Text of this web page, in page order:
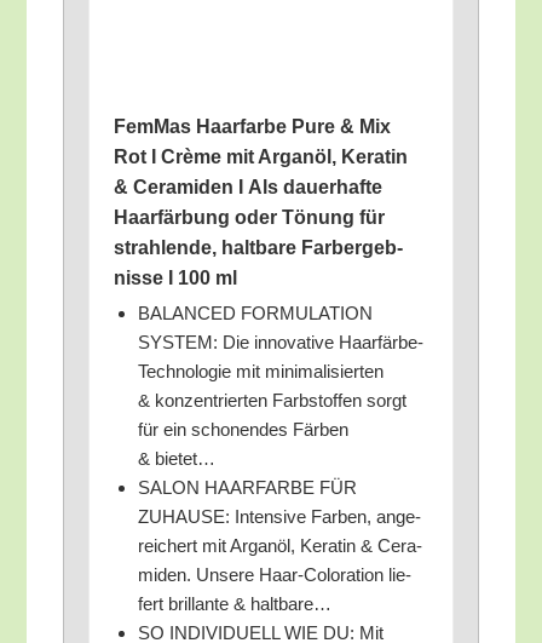
FemMas Haar­far­be Pure & Mix
Rot I Crè­me mit Argan­öl, Kera­tin
& Cera­mi­den I Als dau­er­haf­te
Haar­fär­bung oder Tönung für
strah­len­de, halt­ba­re Farb­er­geb­
nis­se I 100 ml
BALANCED FORMULATION
SYSTEM: Die inno­va­ti­ve Haar­fär­be-
Tech­no­lo­gie mit mini­ma­li­sier­ten
& kon­zen­trier­ten Farb­stof­fen sorgt
für ein scho­nen­des Fär­ben
& bietet…
SALON HAARFARBE FÜR
ZUHAUSE: Inten­si­ve Far­ben, ange­
rei­chert mit Argan­öl, Kera­tin & Cera­
mi­den. Unse­re Haar-Colo­ra­ti­on lie­
fert bril­lan­te & haltbare…
SO INDIVIDUELL WIE DU: Mit